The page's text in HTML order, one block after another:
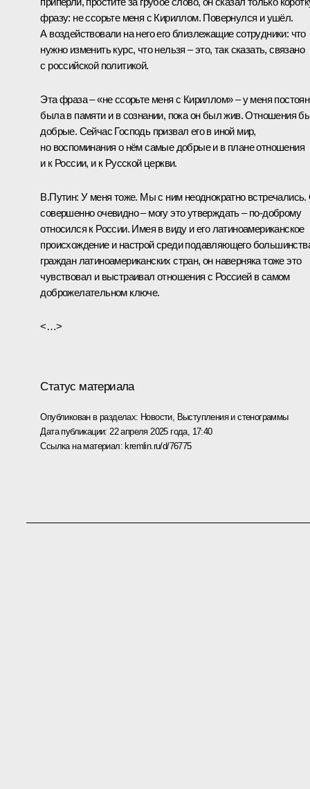
фразу: не ссорьте меня с Кириллом. Повернулся и ушёл.
А воздействовали на него его близлежащие сотрудники: что
нужно изменить курс, что нельзя – это, так сказать, связано
с российской политикой.
Эта фраза – «не ссорьте меня с Кириллом» – у меня
была в памяти и в сознании, пока он был жив. Отношения
добрые. Сейчас Господь призвал его в иной мир,
но воспоминания о нём самые добрые и в плане отношения
и к России, и к Русской церкви.
В.Путин: У меня тоже. Мы с ним неоднократно
совершенно очевидно – могу это утверждать – по-доброму
относился к России. Имея в виду и его латиноамериканское
происхождение и настрой среди подавляющего
граждан латиноамериканских стран, он наверняка тоже это
чувствовал и выстраивал отношения с Россией в самом
доброжелательном ключе.
<…>
Статус материала
Опубликован в разделах: Новости, Выступления и стенограммы
Дата публикации: 22 апреля 2025 года, 17:40
Ссылка на материал: kremlin.ru/d/76775